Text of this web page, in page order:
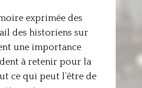
exprimée des
des historiens sur
une importance
à retenir pour la
ce qui peut l’être de